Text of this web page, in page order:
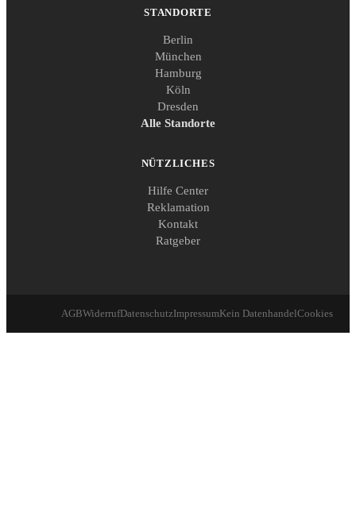
STANDORTE
Berlin
München
Hamburg
Köln
Dresden
Alle Standorte
NÜTZLICHES
Hilfe Center
Reklamation
Kontakt
Ratgeber
AGBWiderrufDatenschutzImpressumKein DatenhandelCookies